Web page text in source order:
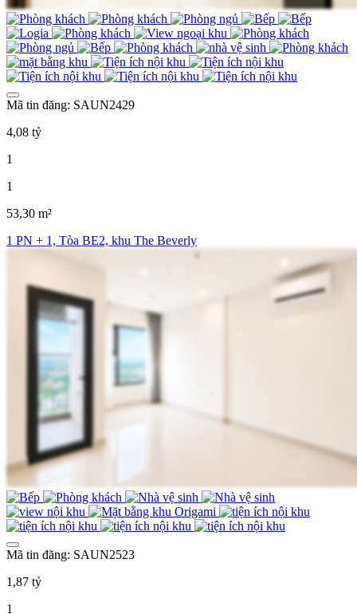
Mã tin đăng: SAUN2429
4,08 tỷ
1
1
53,30 m²
1 PN + 1, Tòa BE2, khu The Beverly
Mã tin đăng: SAUN2523
1,87 tỷ
1